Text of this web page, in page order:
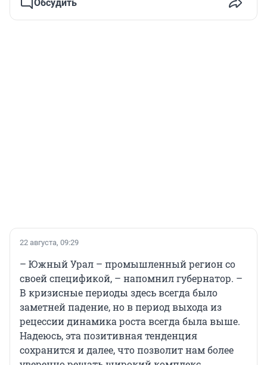
Обсудить
22 августа, 09:29
– Южный Урал – промышленный регион со
своей спецификой, – напомнил губернатор. –
В кризисные периоды здесь всегда было
заметней падение, но в период выхода из
рецессии динамика роста всегда была выше.
Надеюсь, эта позитивная тенденция
сохранится и далее, что позволит нам более